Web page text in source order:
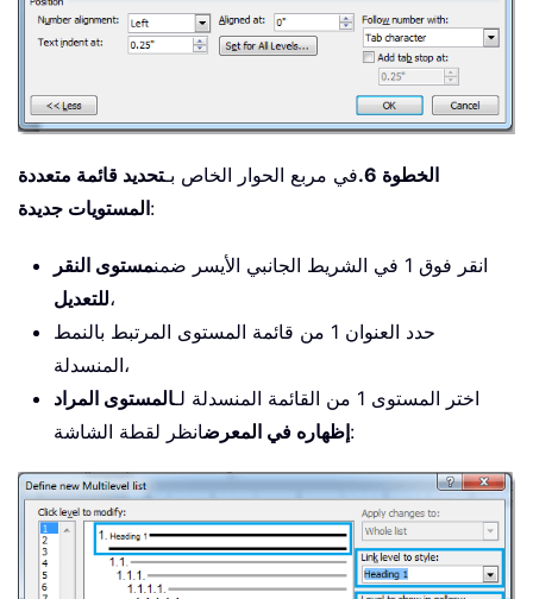
الخطوة 6. في مربع الحوار الخاص بـتحديد قائمة متعددة
المستويات جديدة:
انقر فوق 1 في الشريط الجانبي الأيسر ضمن
مستوى النقر
للتعديل،
حدد العنوان 1 من قائمة المستوى المرتبط بالنمط
المنسدلة،
اختر المستوى 1 من القائمة المنسدلة لـ
المستوى المراد
إظهاره في المعرضانظر لقطة الشاشة: